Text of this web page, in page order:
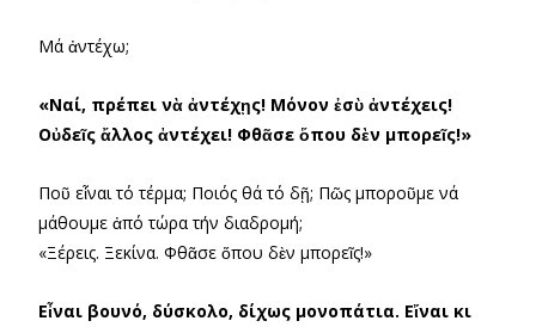
Μά ἀντέχω;
«Ναί, πρέπει νὰ ἀντέχῃς! Μόνον ἐσὺ ἀντέχεις!
Οὐδεῖς ἄλλος ἀντέχει! Φθᾶσε ὅπου δὲν μπορεῖς!»
Ποῦ εἶναι τό τέρμα; Ποιός θά τό δῇ; Πῶς μποροῦμε νά
μάθουμε ἀπό τώρα τήν διαδρομή;
«Ξέρεις. Ξεκίνα. Φθᾶσε ὅπου δὲν μπορεῖς!»
Εἶναι βουνό, δύσκολο, δίχως μονοπάτια. Εἴναι κι